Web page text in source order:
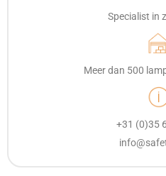
Specialist in
Meer dan 500
+31 (0)35